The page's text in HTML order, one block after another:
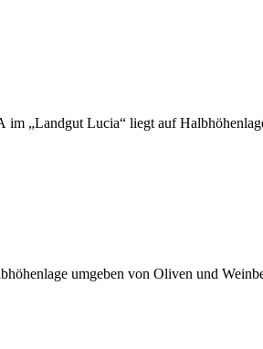
Lucia“ liegt auf
umgeben von Oliven und